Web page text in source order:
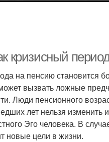
кризисный
на пенсию становится
вызвать ложные
Люди пенсионного
лет нельзя изменить
Эго человека. В
новые цели в жизни.